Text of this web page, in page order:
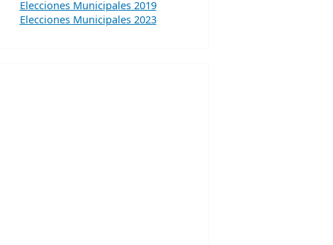
Elecciones Municipales 2019
Elecciones Municipales 2023